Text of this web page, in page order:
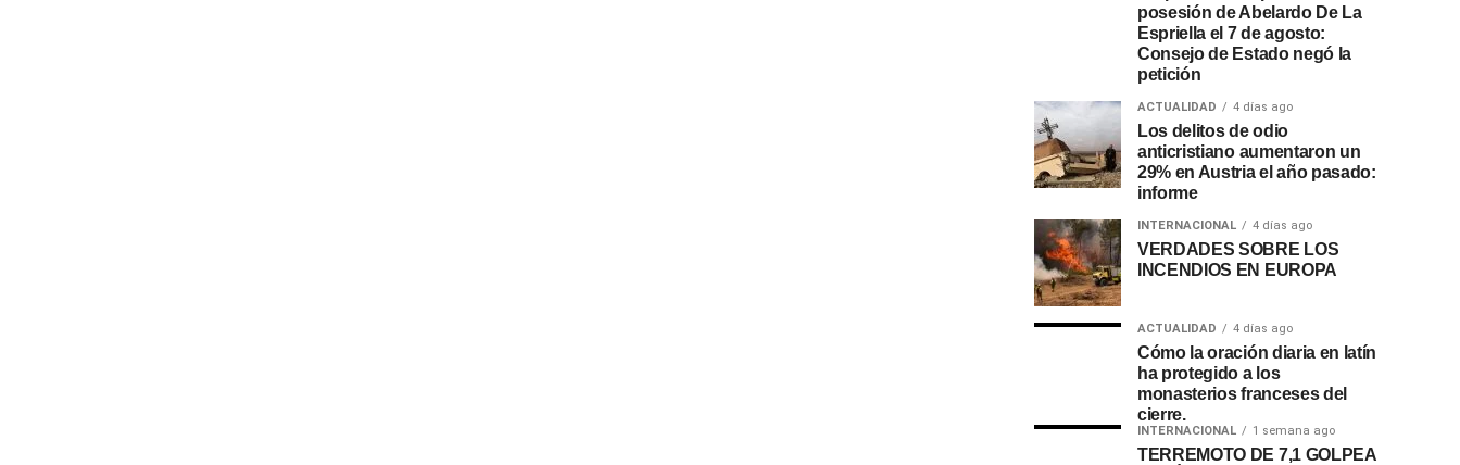
posesión de Abelardo De La
Espriella el 7 de agosto:
Consejo de Estado negó la
petición
ACTUALIDAD 4 días ago
Los delitos de odio
anticristiano aumentaron un
29% en Austria el año pasado:
informe
INTERNACIONAL 4 días ago
VERDADES SOBRE LOS
INCENDIOS EN EUROPA
ACTUALIDAD 4 días ago
Cómo la oración diaria en latín
ha protegido a los
monasterios franceses del
cierre.
INTERNACIONAL 1 semana ago
TERREMOTO DE 7,1 GOLPEA